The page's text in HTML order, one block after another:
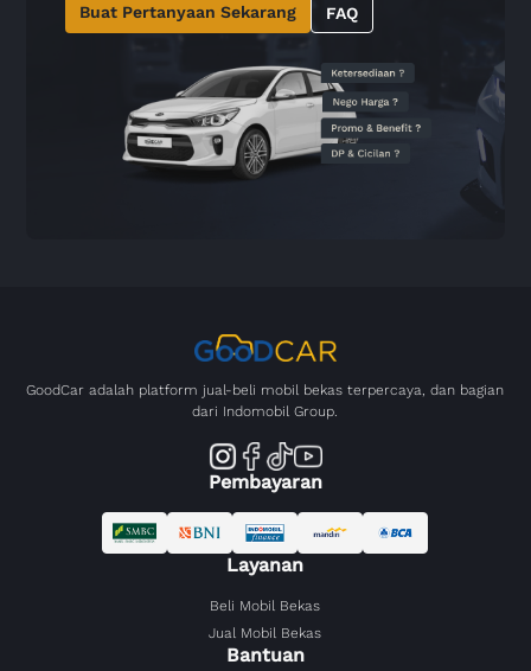
Buat Pertanyaan Sekarang FAQ
GoodCar adalah platform jual-beli mobil bekas terpercaya, dan bagian
dari Indomobil Group.
Pembayaran
Layanan
Beli Mobil Bekas
Jual Mobil Bekas
Bantuan